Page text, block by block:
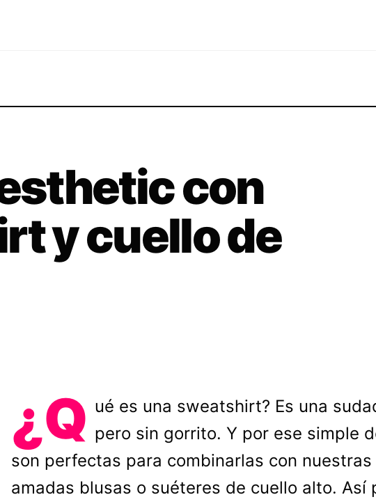
con
y cuello de
¿Q ué es una sweatshirt? Es una
pero sin gorrito. Y por ese simple
son perfectas para combinarlas con nuestras
amadas blusas o suéteres de cuello alto. Así